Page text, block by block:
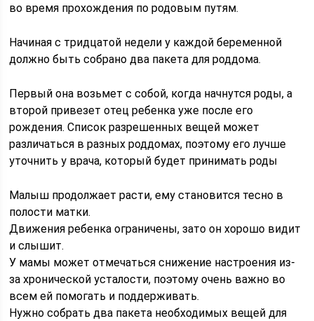
во время прохождения по родовым путям.
Начиная с тридцатой недели у каждой беременной
должно быть собрано два пакета для роддома.
Первый она возьмет с собой, когда начнутся роды, а
второй привезет отец ребенка уже после его
рождения. Список разрешенных вещей может
различаться в разных роддомах, поэтому его лучше
уточнить у врача, который будет принимать роды
Малыш продолжает расти, ему становится тесно в
полости матки.
Движения ребенка ограничены, зато он хорошо видит
и слышит.
У мамы может отмечаться снижение настроения из-
за хронической усталости, поэтому очень важно во
всем ей помогать и поддерживать.
Нужно собрать два пакета необходимых вещей для